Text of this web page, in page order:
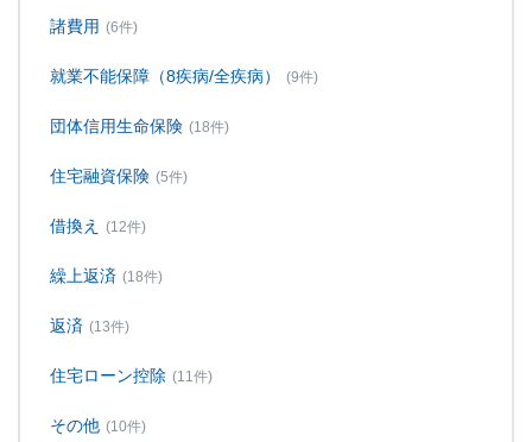
諸費用 (6件)
就業不能保障（8疾病/全疾病） (9件)
団体信用生命保険 (18件)
住宅融資保険 (5件)
借換え (12件)
繰上返済 (18件)
返済 (13件)
住宅ローン控除 (11件)
その他 (10件)